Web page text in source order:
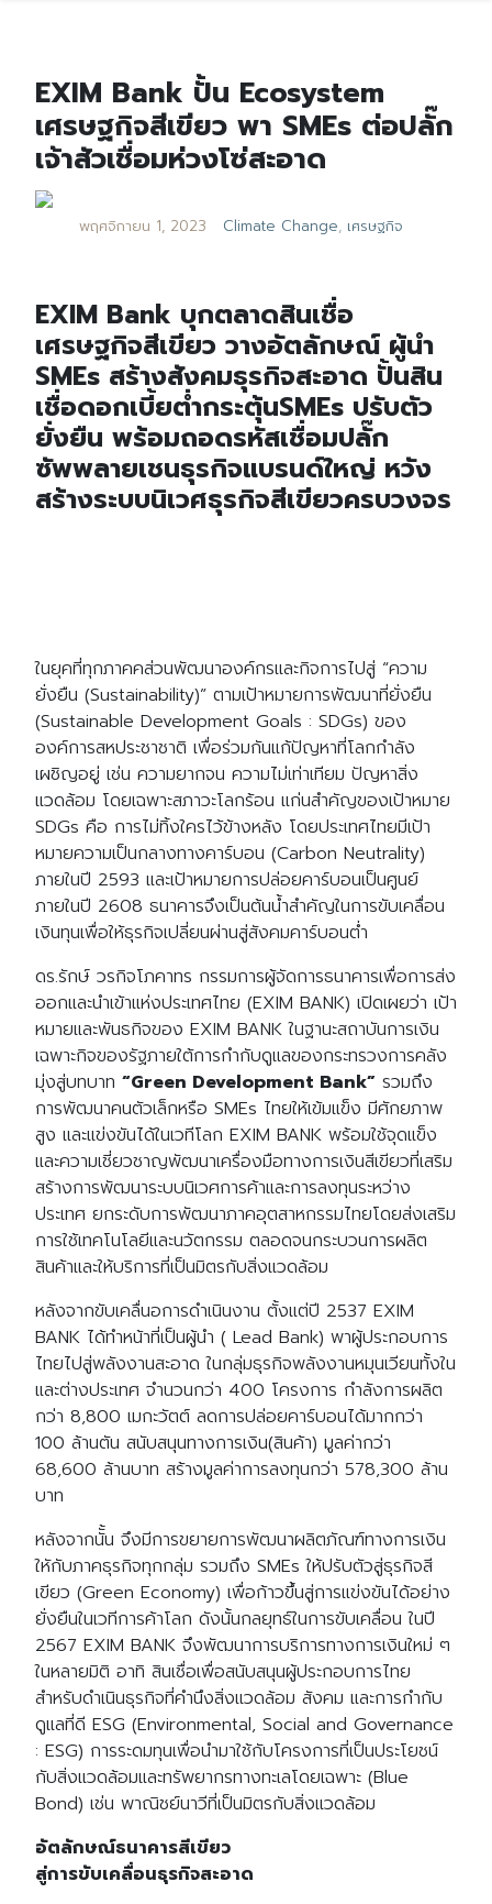
EXIM Bank ปั้น Ecosystem
เศรษฐกิจสีเขียว พา SMEs ต่อปลั๊ก
เจ้าสัวเชื่อมห่วงโซ่สะอาด
พฤศจิกายน 1, 2023 Climate Change, เศรษฐกิจ
EXIM Bank บุกตลาดสินเชื่อ
เศรษฐกิจสีเขียว วางอัตลักษณ์ ผู้นำ
SMEs สร้างสังคมธุรกิจสะอาด ปั้นสิน
เชื่อดอกเบี้ยต่ำกระตุ้นSMEs ปรับตัว
ยั่งยืน พร้อมถอดรหัสเชื่อมปลั๊ก
ซัพพลายเชนธุรกิจแบรนด์ใหญ่ หวัง
สร้างระบบนิเวศธุรกิจสีเขียวครบวงจร
ในยุคที่ทุกภาคคส่วนพัฒนาองค์กรและกิจการไปสู่ “ความ
ยั่งยืน (Sustainability)” ตามเป้าหมายการพัฒนาที่ยั่งยืน
(Sustainable Development Goals : SDGs) ของ
องค์การสหประชาชาติ เพื่อร่วมกันแก้ปัญหาที่โลกกำลัง
เผชิญอยู่ เช่น ความยากจน ความไม่เท่าเทียม ปัญหาสิ่ง
แวดล้อม โดยเฉพาะสภาวะโลกร้อน แก่นสำคัญของเป้าหมาย
SDGs คือ การไม่ทิ้งใครไว้ข้างหลัง โดยประเทศไทยมีเป้า
หมายความเป็นกลางทางคาร์บอน (Carbon Neutrality)
ภายในปี 2593 และเป้าหมายการปล่อยคาร์บอนเป็นศูนย์
ภายในปี 2608 ธนาคารจึงเป็นต้นน้ำสำคัญในการขับเคลื่อน
เงินทุนเพื่อให้ธุรกิจเปลี่ยนผ่านสู่สังคมคาร์บอนต่ำ
ดร.รักษ์ วรกิจโภคาทร กรรมการผู้จัดการธนาคารเพื่อการส่ง
ออกและนำเข้าแห่งประเทศไทย (EXIM BANK) เปิดเผยว่า เป้า
หมายและพันธกิจของ EXIM BANK ในฐานะสถาบันการเงิน
เฉพาะกิจของรัฐภายใต้การกำกับดูแลของกระทรวงการคลัง
มุ่งสู่บทบาท “Green Development Bank” รวมถึง
การพัฒนาคนตัวเล็กหรือ SMEs ไทยให้เข้มแข็ง มีศักยภาพ
สูง และแข่งขันได้ในเวทีโลก EXIM BANK พร้อมใช้จุดแข็ง
และความเชี่ยวชาญพัฒนาเครื่องมือทางการเงินสีเขียวที่เสริม
สร้างการพัฒนาระบบนิเวศการค้าและการลงทุนระหว่าง
ประเทศ ยกระดับการพัฒนาภาคอุตสาหกรรมไทยโดยส่งเสริม
การใช้เทคโนโลยีและนวัตกรรม ตลอดจนกระบวนการผลิต
สินค้าและให้บริการที่เป็นมิตรกับสิ่งแวดล้อม
หลังจากขับเคลื่นอการดำเนินงาน ตั้งแต่ปี 2537 EXIM
BANK ได้ทำหน้าที่เป็นผู้นำ ( Lead Bank) พาผู้ประกอบการ
ไทยไปสู่พลังงานสะอาด ในกลุ่มธุรกิจพลังงานหมุนเวียนทั้งใน
และต่างประเทศ จำนวนกว่า 400 โครงการ กำลังการผลิต
กว่า 8,800 เมกะวัตต์ ลดการปล่อยคาร์บอนได้มากกว่า
100 ล้านตัน สนับสนุนทางการเงิน(สินค้า) มูลค่ากว่า
68,600 ล้านบาท สร้างมูลค่าการลงทุนกว่า 578,300 ล้าน
บาท
หลังจากนัั้น จึงมีการขยายการพัฒนาผลิตภัณฑ์ทางการเงิน
ใหักับภาคธุรกิจทุกกลุ่ม รวมถึง SMEs ให้ปรับตัวสู่ธุรกิจสี
เขียว (Green Economy) เพื่อก้าวขึ้นสู่การแข่งขันได้อย่าง
ยั่งยืนในเวทีการค้าโลก ดังนั้นกลยุทธ์ในการขับเคลื่อน ในปี
2567 EXIM BANK จึงพัฒนาการบริการทางการเงินใหม่ ๆ
ในหลายมิติ อาทิ สินเชื่อเพื่อสนับสนุนผู้ประกอบการไทย
สำหรับดำเนินธุรกิจที่คำนึงสิ่งแวดล้อม สังคม และการกำกับ
ดูแลที่ดี ESG (Environmental, Social and Governance
: ESG) การระดมทุนเพื่อนำมาใช้กับโครงการที่เป็นประโยชน์
กับสิ่งแวดล้อมและทรัพยากรทางทะเลโดยเฉพาะ (Blue
Bond) เช่น พาณิชย์นาวีที่เป็นมิตรกับสิ่งแวดล้อม
อัตลักษณ์ธนาคารสีเขียว
สู่การขับเคลื่อนธุรกิจสะอาด